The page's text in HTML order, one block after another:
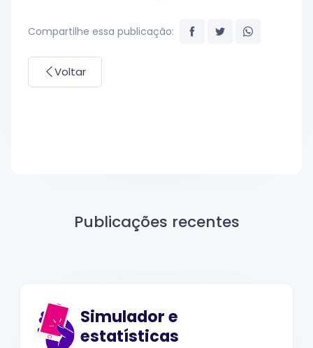
Compartilhe essa publicação:
Voltar
Publicações recentes
Simulador e
estatísticas